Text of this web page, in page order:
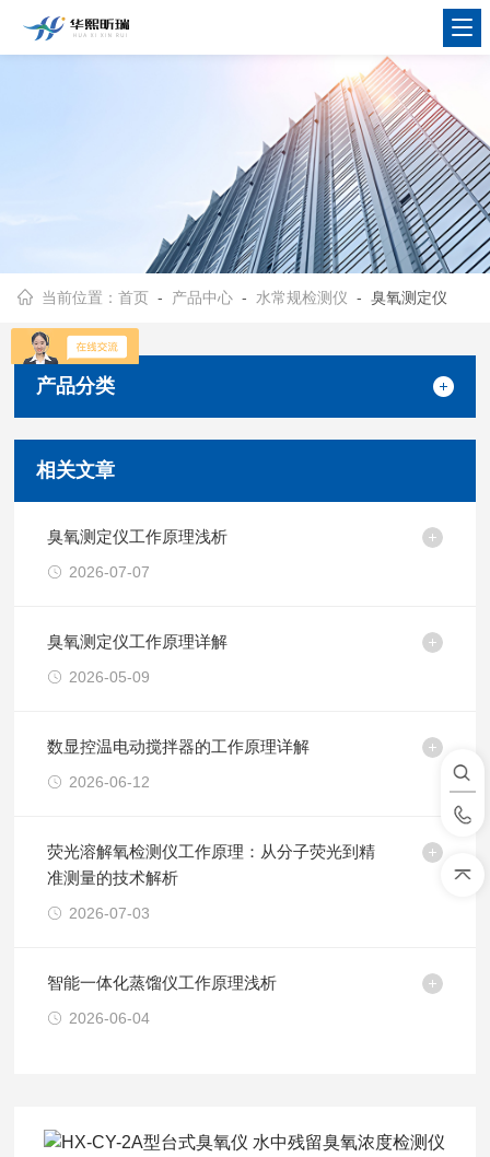
当前位置：首页 - 产品中心 - 水常规检测仪 - 臭氧测定仪
产品分类
相关文章
臭氧测定仪工作原理浅析
2026-07-07
臭氧测定仪工作原理详解
2026-05-09
数显控温电动搅拌器的工作原理详解
2026-06-12
荧光溶解氧检测仪工作原理：从分子荧光到精
准测量的技术解析
2026-07-03
智能一体化蒸馏仪工作原理浅析
2026-06-04